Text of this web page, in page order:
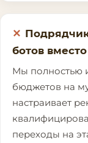
ботов
Мы полностью
бюджетов на
настраивает
переходы на